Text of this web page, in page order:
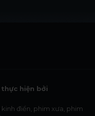
hiện bởi
điển, phim xưa, phim